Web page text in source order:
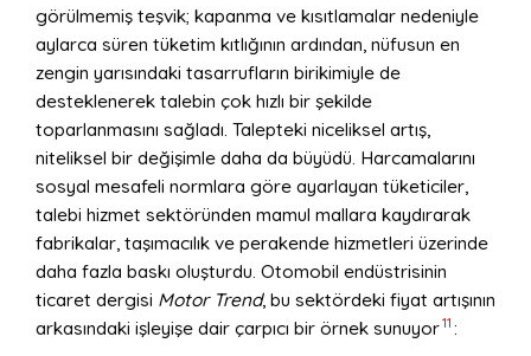
görülmemiş teşvik; kapanma ve kısıtlamalar nedeniyle
aylarca süren tüketim kıtlığının ardından, nüfusun en
zengin yarısındaki tasarrufların birikimiyle de
desteklenerek talebin çok hızlı bir şekilde
toparlanmasını sağladı. Talepteki niceliksel artış,
niteliksel bir değişimle daha da büyüdü. Harcamalarını
sosyal mesafeli normlara göre ayarlayan tüketiciler,
talebi hizmet sektöründen mamul mallara kaydırarak
fabrikalar, taşımacılık ve perakende hizmetleri üzerinde
daha fazla baskı oluşturdu. Otomobil endüstrisinin
ticaret dergisi Motor Trend, bu sektördeki fiyat artışının
arkasındaki işleyişe dair çarpıcı bir örnek sunuyor11 :